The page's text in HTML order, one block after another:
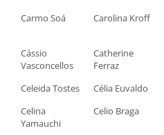
Carmo Soá
Carolina Kroff
Cássio
Vasconcellos
Catherine
Ferraz
Celeida Tostes Célia Euvaldo
Celina
Yamauchi
Celio Braga